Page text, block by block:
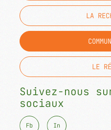
LA
LE
Suivez-nous
sociaux
Fb In